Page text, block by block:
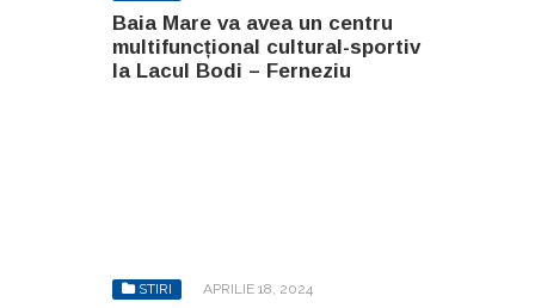
Baia Mare va avea un centru
multifuncțional cultural-sportiv
la Lacul Bodi – Ferneziu
STIRI APRILIE 18, 2024